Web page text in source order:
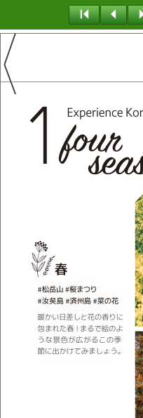
탐 색 목 차 책갈피